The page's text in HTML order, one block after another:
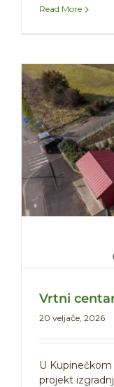
Read More
Vrtni
20 veljače, 2026
U Kupinečkom
projekt